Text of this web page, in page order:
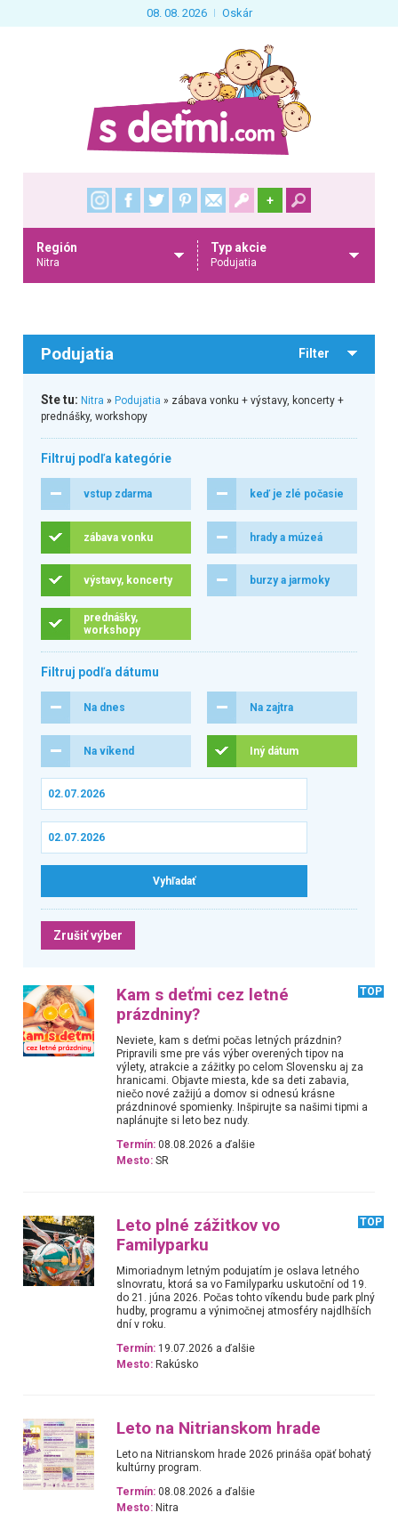
08. 08. 2026 Oskár
+
Región
Nitra
Typ akcie
Podujatia
Podujatia Filter
Ste tu: Nitra » Podujatia » zábava vonku + výstavy, koncerty +
prednášky, workshopy
Filtruj podľa kategórie
vstup zdarma keď je zlé počasie
zábava vonku hrady a múzeá
výstavy, koncerty burzy a jarmoky
prednášky,
workshopy
Filtruj podľa dátumu
Na dnes Na zajtra
Na víkend Iný dátum
Zrušiť výber
Kam s deťmi cez letné
prázdniny?
TOP
Neviete, kam s deťmi počas letných prázdnin?
Pripravili sme pre vás výber overených tipov na
výlety, atrakcie a zážitky po celom Slovensku aj za
hranicami. Objavte miesta, kde sa deti zabavia,
niečo nové zažijú a domov si odnesú krásne
prázdninové spomienky. Inšpirujte sa našimi tipmi a
naplánujte si leto bez nudy.
Termín: 08.08.2026 a ďalšie
Mesto: SR
Leto plné zážitkov vo
Familyparku
TOP
Mimoriadnym letným podujatím je oslava letného
slnovratu, ktorá sa vo Familyparku uskutoční od 19.
do 21. júna 2026. Počas tohto víkendu bude park plný
hudby, programu a výnimočnej atmosféry najdlhších
dní v roku.
Termín: 19.07.2026 a ďalšie
Mesto: Rakúsko
Leto na Nitrianskom hrade
Leto na Nitrianskom hrade 2026 prináša opäť bohatý
kultúrny program.
Termín: 08.08.2026 a ďalšie
Mesto: Nitra